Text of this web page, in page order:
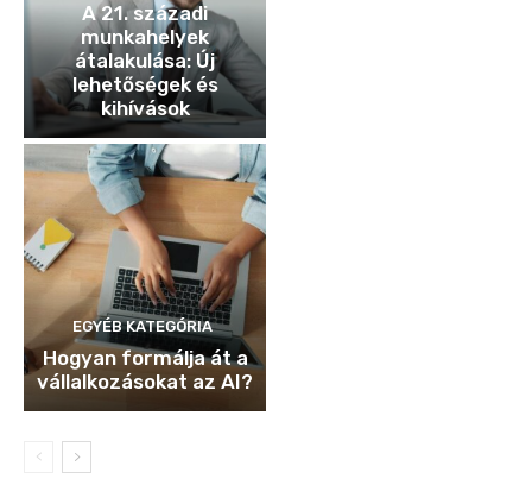
A 21. századi
munkahelyek
átalakulása: Új
lehetőségek és
kihívások
EGYÉB KATEGÓRIA
Hogyan formálja át a
vállalkozásokat az AI?